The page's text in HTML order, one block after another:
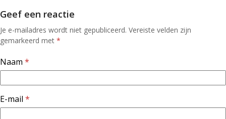
Geef een reactie
Je e-mailadres wordt niet gepubliceerd. Vereiste velden zijn
gemarkeerd met *
Naam *
E-mail *